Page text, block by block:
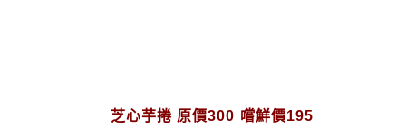
芝心芋捲 原價300 嚐鮮價195